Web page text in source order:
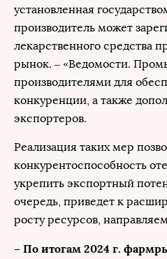
установленная
производитель может
лекарственного средства
рынок. – «Ведомости.
производителями для
конкуренции, а также
экспортеров.
Реализация таких мер
конкурентоспособность
укрепить экспортный
очередь, приведет к
росту ресурсов,
– По итогам 2024 г.